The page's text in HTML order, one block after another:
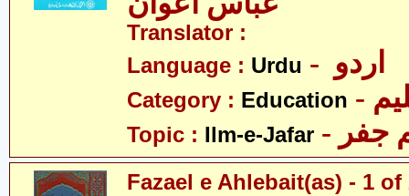
Translator :
Language : Urdu
Category : Education
Topic : Ilm-e-Jafar جفر
Fazael e Ahlebait(as) - 1 of